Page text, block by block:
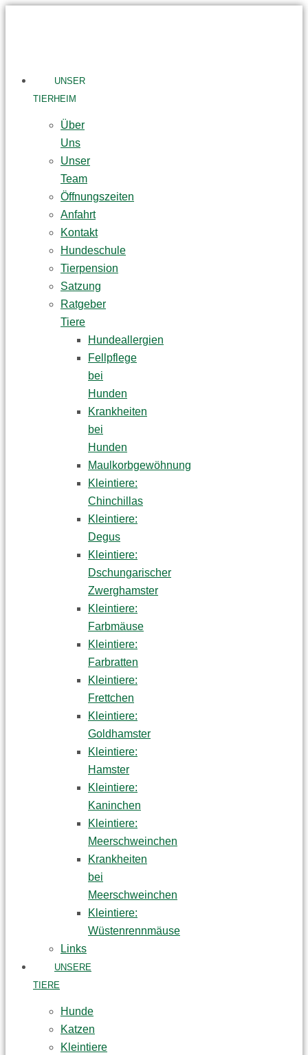
UNSER
TIERHEIM
Über
Uns
Unser
Team
Öffnungszeiten
Anfahrt
Kontakt
Hundeschule
Tierpension
Satzung
Ratgeber
Tiere
Hundeallergien
Fellpflege
bei
Hunden
Krankheiten
bei
Hunden
Maulkorbgewöhnung
Kleintiere:
Chinchillas
Kleintiere:
Degus
Kleintiere:
Dschungarischer
Zwerghamster
Kleintiere:
Farbmäuse
Kleintiere:
Farbratten
Kleintiere:
Frettchen
Kleintiere:
Goldhamster
Kleintiere:
Hamster
Kleintiere:
Kaninchen
Kleintiere:
Meerschweinchen
Krankheiten
bei
Meerschweinchen
Kleintiere:
Wüstenrennmäuse
Links
UNSERE
TIERE
Hunde
Katzen
Kleintiere